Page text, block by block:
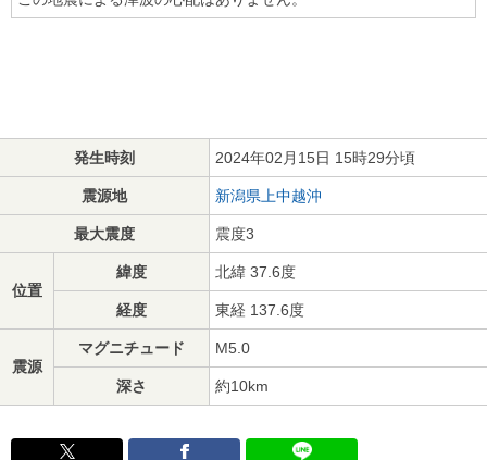
発生時刻 2024年02月15日 15時29分頃
震源地 新潟県上中越沖
最大震度 震度3
位置
緯度 北緯 37.6度
経度 東経 137.6度
震源
マグニチュード M5.0
深さ 約10km